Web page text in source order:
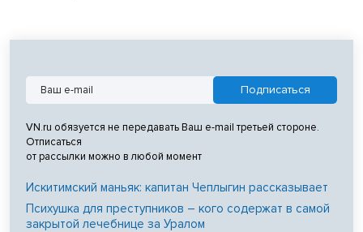
VN.ru обязуется не передавать Ваш e-mail третьей стороне.
Отписаться
от рассылки можно в любой момент
Искитимский маньяк: капитан Чеплыгин рассказывает
Психушка для преступников – кого содержат в самой
закрытой лечебнице за Уралом